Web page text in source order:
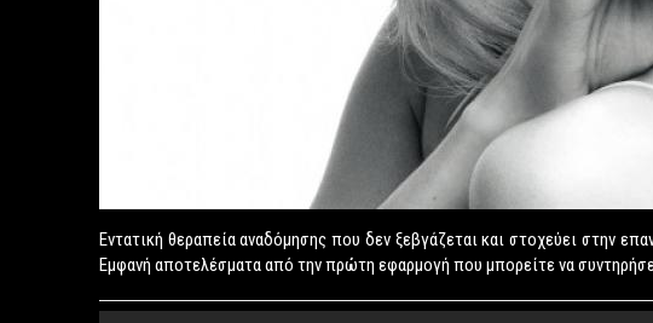
Εντατική θεραπεία αναδόμησης που δεν ξεβγάζεται και στοχεύει στην
Εμφανή αποτελέσματα από την πρώτη εφαρμογή που μπορείτε να